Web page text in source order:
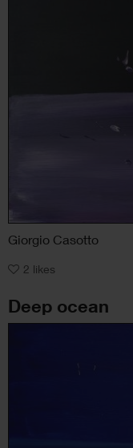
Giorgio Casotto
2 likes
Deep ocean